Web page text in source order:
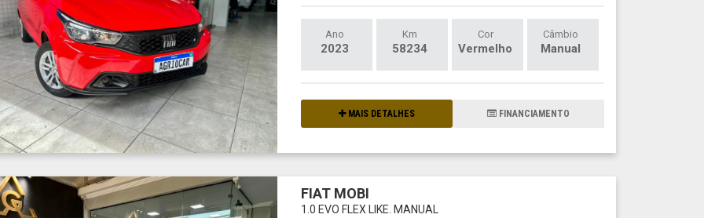
Ano
2023
Km
58234
Cor
Vermelho
Câmbio
Manual
MAIS DETALHES FINANCIAMENTO
FIAT MOBI
1.0 EVO FLEX LIKE. MANUAL